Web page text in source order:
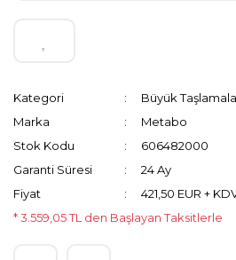
Kategori
Büyük
Marka
Metabo
Stok Kodu
606482000
Garanti Süresi
24 Ay
Fiyat
421,50 EUR +
* 3.559,05 TL den Başlayan Taksitlerle